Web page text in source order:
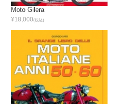
Moto Gilera
¥18,000(税込)